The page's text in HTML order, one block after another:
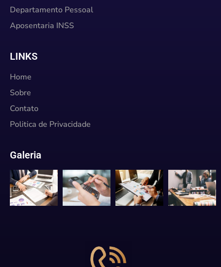
Departamento Pessoal
Aposentaria INSS
LINKS
Home
Sobre
Contato
Politica de Privacidade
Galeria